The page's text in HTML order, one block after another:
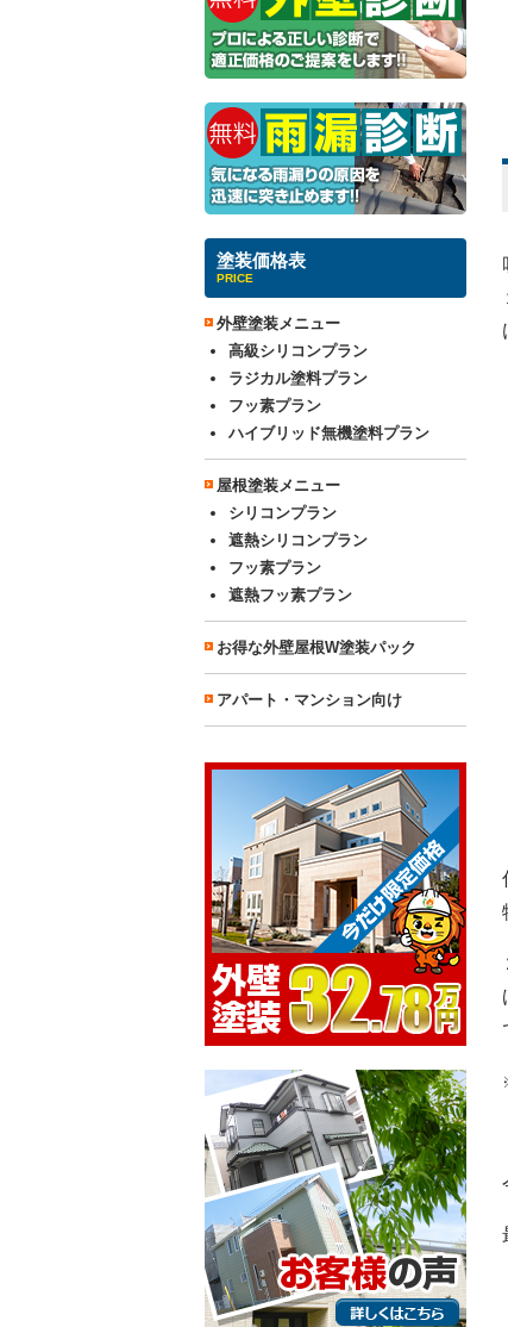
塗装価格表
PRICE
外壁塗装メニュー
高級シリコンプラン
ラジカル塗料プラン
フッ素プラン
ハイブリッド無機塗料プラン
屋根塗装メニュー
シリコンプラン
遮熱シリコンプラン
フッ素プラン
遮熱フッ素プラン
お得な外壁屋根W塗装パック
アパート・マンション向け